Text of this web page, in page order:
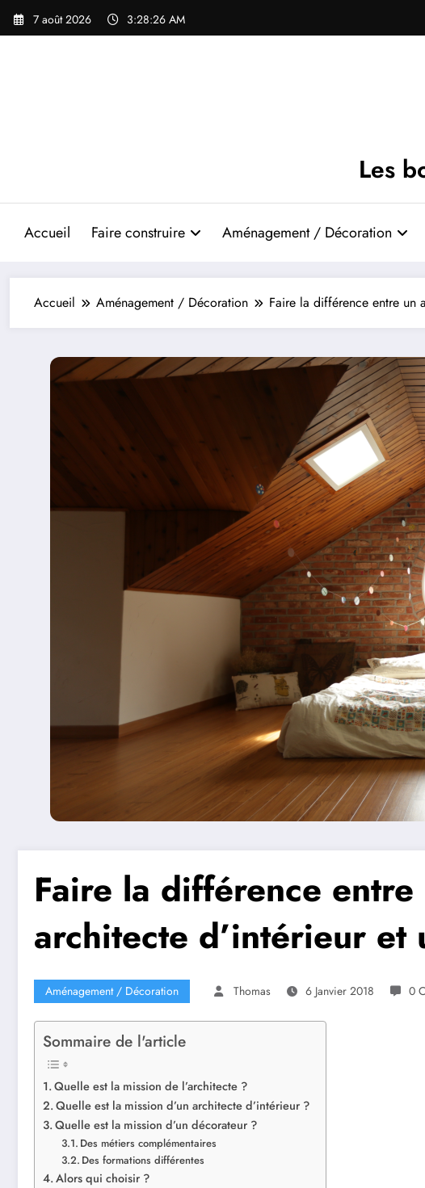
Aller
7 août 2026 3:28:27 AM
Les
Accueil Faire construire Aménagement / Décoration
Accueil Aménagement / Décoration Faire la différence entre un
Faire la différence
architecte d’intérieur et
Aménagement / Décoration Thomas 6 Janvier 2018 0
Sommaire de l'article
Quelle est la mission de l’architecte ?
Quelle est la mission d’un architecte d’intérieur ?
Quelle est la mission d’un décorateur ?
Des métiers complémentaires
Des formations différentes
Alors qui choisir ?